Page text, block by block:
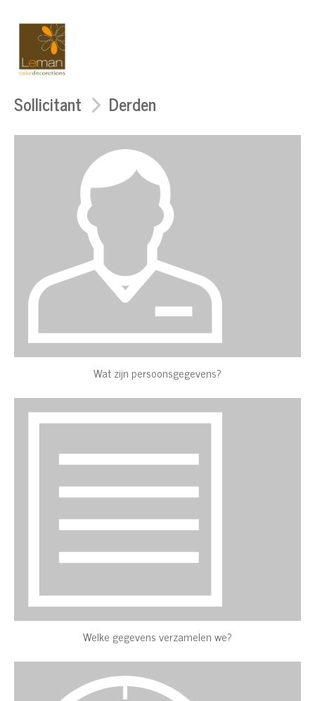
Sollicitant Derden
Wat zijn persoonsgegevens?
Welke gegevens verzamelen we?